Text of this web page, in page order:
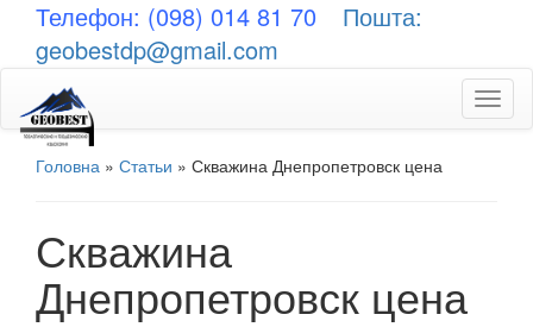
Телефон: (098) 014 81 70
Пошта:
geobestdp@gmail.com
Головна » Статьи » Скважина Днепропетровск цена
Скважина
Днепропетровск цена